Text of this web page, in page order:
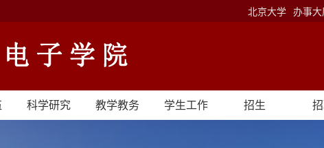
北京大学 办事大
科学研究 教学教务 学生工作 招生